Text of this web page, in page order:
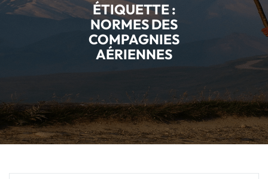
ÉTIQUETTE :
NORMES DES
COMPAGNIES
AÉRIENNES